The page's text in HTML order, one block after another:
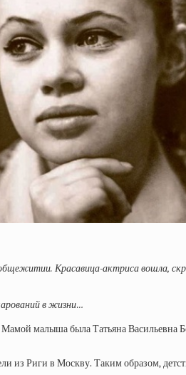
Красавица-актриса вошла,
в жизни…
Мамой малыша была Татьяна
из Риги в Москву. Таким образом,